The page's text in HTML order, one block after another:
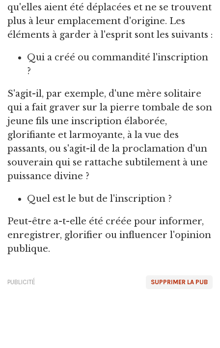
qu'elles aient été déplacées et ne se trouvent
plus à leur emplacement d'origine. Les
éléments à garder à l'esprit sont les suivants :
Qui a créé ou commandité l'inscription
?
S'agit-il, par exemple, d'une mère solitaire
qui a fait graver sur la pierre tombale de son
jeune fils une inscription élaborée,
glorifiante et larmoyante, à la vue des
passants, ou s'agit-il de la proclamation d'un
souverain qui se rattache subtilement à une
puissance divine ?
Quel est le but de l'inscription ?
Peut-être a-t-elle été créée pour informer,
enregistrer, glorifier ou influencer l'opinion
publique.
SUPPRIMER LA PUB
PUBLICITÉ